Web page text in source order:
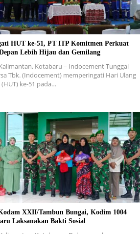
HUT ke-51, PT ITP Komitmen Perkuat
Lebih Hijau dan Gemilang
Kotabaru – Indocement Tunggal
Tbk. (Indocement) memperingati Hari Ulang
ke-51 pada…
XXII/Tambun Bungai, Kodim 1004
Laksanakan Bakti Sosial